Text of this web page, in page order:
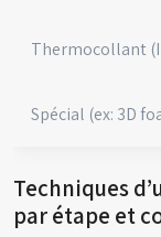
Thermocollant
Spécial (ex: 3D
Techniques
par étape et